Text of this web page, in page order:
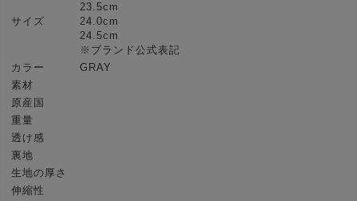
サイズ
23.5cm
24.0cm
24.5cm
※ブランド公式表記
カラー
GRAY
素材
原産国
重量
透け感
裏地
生地の厚さ
伸縮性